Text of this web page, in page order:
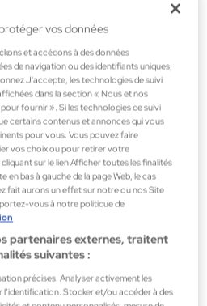
MY LITTLE POY
vos données
et accédons à des données
de navigation ou des identifiants uniques,
J'accepte, les technologies de suivi
dans la section « Nous et nos
fournir ». Si les technologies de suivi
certains contenus et annonces qui vous
pour vous. Vous pouvez faire
vos choix ou pour retirer votre
sur le lien Afficher toutes les finalités
en bas à gauche de la page Web, le cas
fait aurons un effet sur notre ou nos Site
vous à notre politique de
partenaires externes, traitent
suivantes :
précises. Analyser activement les
l’identification. Stocker et/ou accéder à des